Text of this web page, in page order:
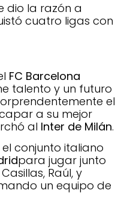
dio la razón a
cuatro ligas con
FC Barcelona
talento y un futuro
el
a su mejor
al Inter de Milán.
conjunto italiano
para jugar junto
Raúl, y
un equipo de